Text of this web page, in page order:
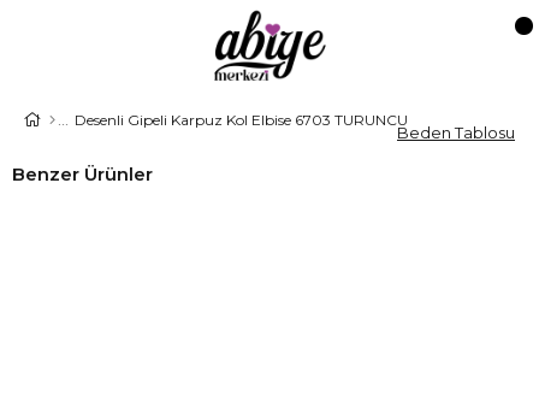
Desenli Gipeli Karpuz Kol Elbise 6703 TURUNCU
Benzer Ürünler
Beden Tablosu